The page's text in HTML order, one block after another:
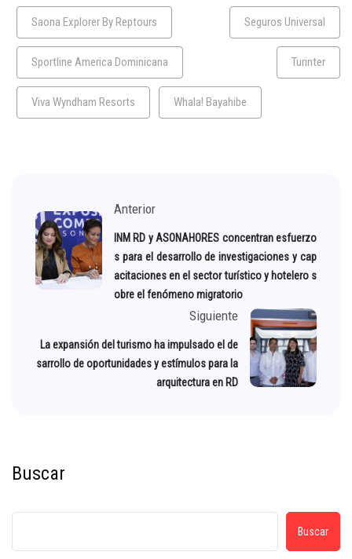
Saona Explorer By Reptours Seguros Universal
Sportline America Dominicana Turinter
Viva Wyndham Resorts Whala! Bayahibe
Anterior
INM RD y ASONAHORES concentran esfuerzo
s para el desarrollo de investigaciones y cap
acitaciones en el sector turístico y hotelero s
obre el fenómeno migratorio
Siguiente
La expansión del turismo ha impulsado el de
sarrollo de oportunidades y estímulos para la
arquitectura en RD
Buscar
Buscar